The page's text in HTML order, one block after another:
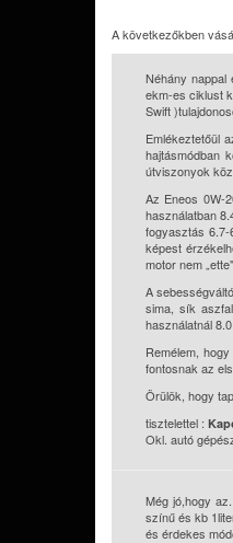
A következőkben
Néhány nappal
ekm-es ciklust
Swift
Emlékeztetőül
hajtásmódban
útviszonyok
Az Eneos 0W-
használatban
fogyasztás
képest
motor nem
A
sima, sík
használatnál
Remélem,
fontosnak az
Örülök, hogy
tisztelettel :
Okl. autó
Még jó,hogy
színű és kb
és érdekes